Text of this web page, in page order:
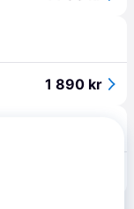
1 890 kr